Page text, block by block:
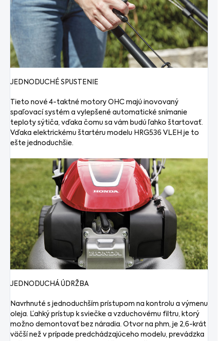
JEDNODUCHÉ SPUSTENIE
Tieto nové 4-taktné motory OHC majú inovovaný
spaľovací systém a vylepšené automatické snímanie
teploty sýtiča, vďaka čomu sa vám budú ľahko štartovať.
Vďaka elektrickému štartéru modelu HRG536 VLEH je to
ešte jednoduchšie.
JEDNODUCHÁ ÚDRŽBA
Navrhnuté s jednoduchším prístupom na kontrolu a výmenu
oleja. Ľahký prístup k sviečke a vzduchovému filtru, ktorý
možno demontovať bez náradia. Otvor na phm, je 2,6-krát
väčší než v prípade predchádzajúceho modelu, prevádzka